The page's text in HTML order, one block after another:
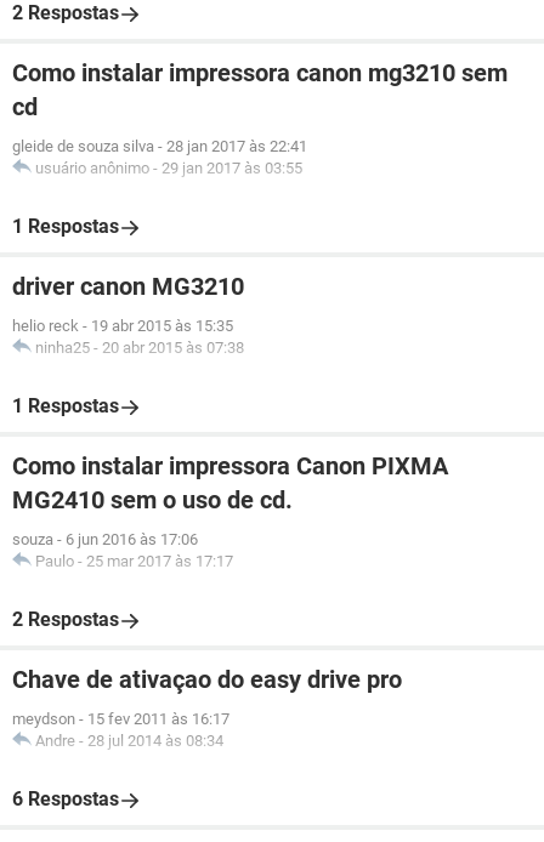
2 Respostas
Como instalar impressora canon mg3210 sem
cd
gleide de souza silva - 28 jan 2017 às 22:41
usuário anônimo - 29 jan 2017 às 03:55
1 Respostas
driver canon MG3210
helio reck - 19 abr 2015 às 15:35
ninha25 - 20 abr 2015 às 07:38
1 Respostas
Como instalar impressora Canon PIXMA
MG2410 sem o uso de cd.
souza - 6 jun 2016 às 17:06
Paulo - 25 mar 2017 às 17:17
2 Respostas
Chave de ativaçao do easy drive pro
meydson - 15 fev 2011 às 16:17
Andre - 28 jul 2014 às 08:34
6 Respostas